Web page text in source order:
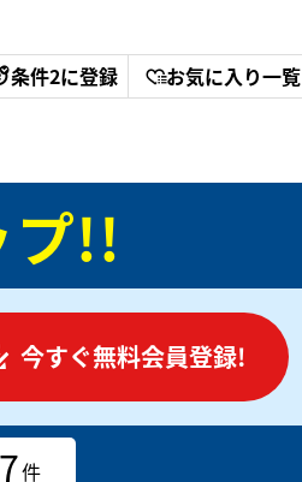
条件2に登録 お気に入り一覧
プ!!
今すぐ無料会員登録!
件